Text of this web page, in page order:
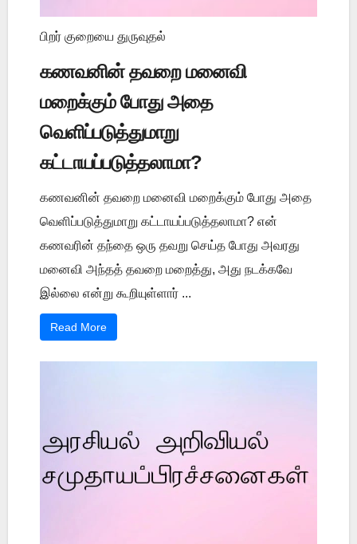
பிறர் குறையை துருவுதல்
கணவனின் தவறை மனைவி
மறைக்கும் போது அதை
வெளிப்படுத்துமாறு
கட்டாயப்படுத்தலாமா?
கணவனின் தவறை மனைவி மறைக்கும் போது அதை
வெளிப்படுத்துமாறு கட்டாயப்படுத்தலாமா? என்
கணவரின் தந்தை ஒரு தவறு செய்த போது அவரது
மனைவி அந்தத் தவறை மறைத்து, அது நடக்கவே
இல்லை என்று கூறியுள்ளார் ...
Read More